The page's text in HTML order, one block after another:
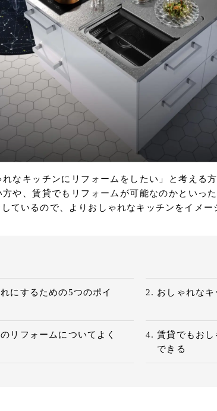
れなキッチンにリフォームをしたい」と考える
や、賃貸でもリフォームが可能なのかといっ
ているので、よりおしゃれなキッチンをイメー
にするための5つのポイ
おしゃれな
リフォームについてよく
賃貸でもお
できる